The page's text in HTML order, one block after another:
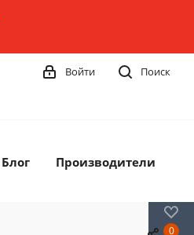
Поиск
Войти
Блог Производители
0